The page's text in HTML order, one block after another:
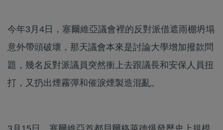
今年3月4日，塞爾維亞議會裡的反對派借遮雨棚坍塌
意外帶頭破壞，那天議會本來是討論大學增加撥款問
題，幾名反對派議員突然衝上去跟議長和安保人員扭
打，又扔出煙霧彈和催淚煙製造混亂。